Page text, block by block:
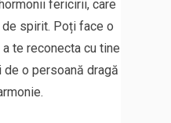
fericirii, care
spirit. Poți face o
te reconecta cu tine
o persoană dragă